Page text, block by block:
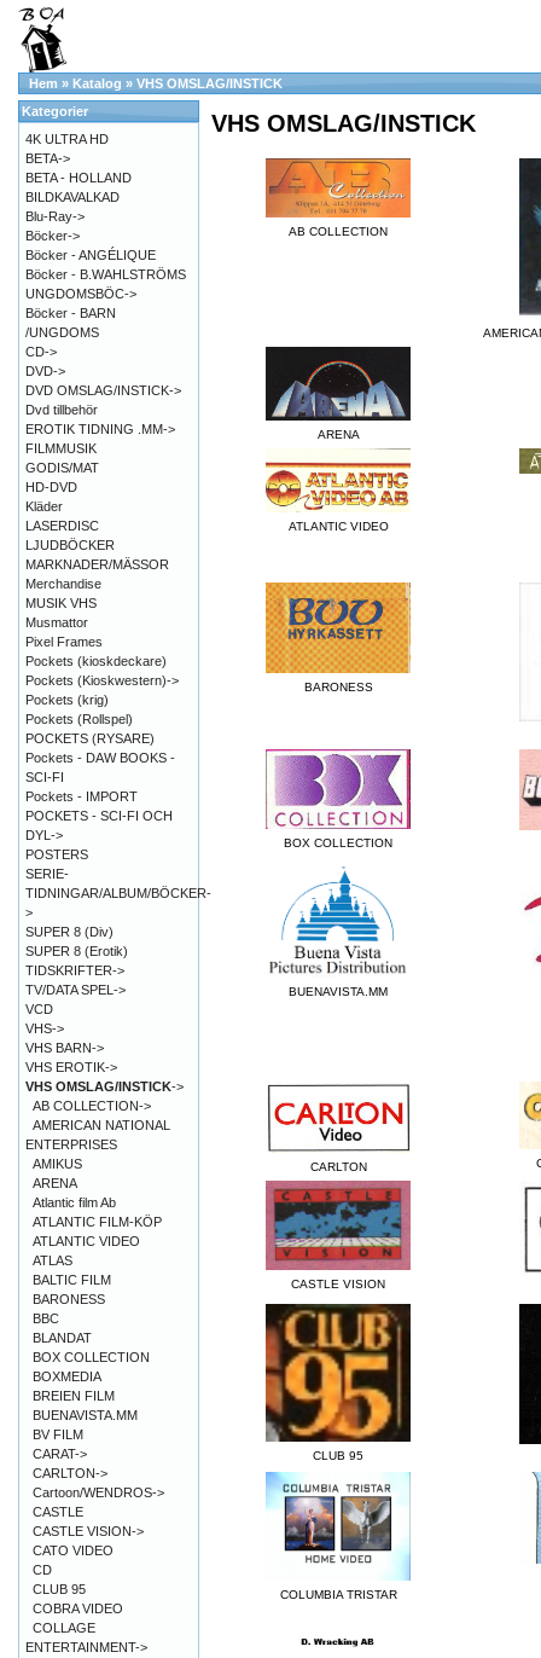
Hem » Katalog » VHS OMSLAG/INSTICK
VHS OMSLAG/INSTICK
AB COLLECTION
ARENA
ATLANTIC VIDEO
BARONESS
BOX COLLECTION
BUENAVISTA.MM
CARLTON
CASTLE VISION
CLUB 95
COLUMBIA TRISTAR
Kategorier
4K ULTRA HD
BETA->
BETA - HOLLAND
BILDKAVALKAD
Blu-Ray->
Böcker->
Böcker - ANGÉLIQUE
Böcker - B.WAHLSTRÖMS
UNGDOMSBÖC->
Böcker - BARN
/UNGDOMS
CD->
DVD->
DVD OMSLAG/INSTICK->
Dvd tillbehör
EROTIK TIDNING .MM->
FILMMUSIK
GODIS/MAT
HD-DVD
Kläder
LASERDISC
LJUDBÖCKER
MARKNADER/MÄSSOR
Merchandise
MUSIK VHS
Musmattor
Pixel Frames
Pockets (kioskdeckare)
Pockets (Kioskwestern)->
Pockets (krig)
Pockets (Rollspel)
POCKETS (RYSARE)
Pockets - DAW BOOKS -
SCI-FI
Pockets - IMPORT
POCKETS - SCI-FI OCH
DYL->
POSTERS
SERIE-
TIDNINGAR/ALBUM/BÖCKER-
>
SUPER 8 (Div)
SUPER 8 (Erotik)
TIDSKRIFTER->
TV/DATA SPEL->
VCD
VHS->
VHS BARN->
VHS EROTIK->
VHS OMSLAG/INSTICK->
AB COLLECTION->
AMERICAN NATIONAL
ENTERPRISES
AMIKUS
ARENA
Atlantic film Ab
ATLANTIC FILM-KÖP
ATLANTIC VIDEO
ATLAS
BALTIC FILM
BARONESS
BBC
BLANDAT
BOX COLLECTION
BOXMEDIA
BREIEN FILM
BUENAVISTA.MM
BV FILM
CARAT->
CARLTON->
Cartoon/WENDROS->
CASTLE
CASTLE VISION->
CATO VIDEO
CD
CLUB 95
COBRA VIDEO
COLLAGE
ENTERTAINMENT->